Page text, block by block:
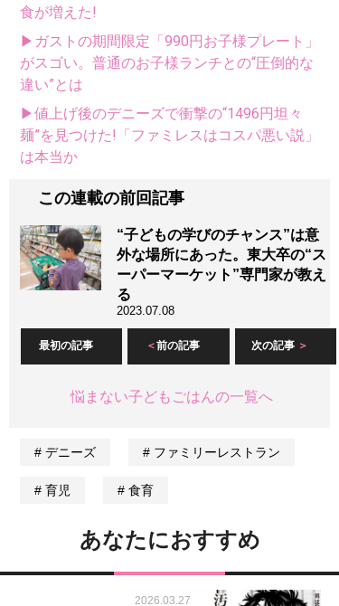
食が増えた!
▶ガストの期間限定「990円お子様プレート」
がスゴい。普通のお子様ランチとの“圧倒的な
違い”とは
▶値上げ後のデニーズで衝撃の“1496円坦々
麺”を見つけた!「ファミレスはコスパ悪い説」
は本当か
この連載の前回記事
“子どもの学びのチャンス”は意
外な場所にあった。東大卒の“ス
ーパーマーケット”専門家が教え
る
2023.07.08
最初の記事 前の記事 次の記事
悩まない子どもごはんの一覧へ
デニーズ ファミリーレストラン
育児 食育
あなたにおすすめ
2026.03.27